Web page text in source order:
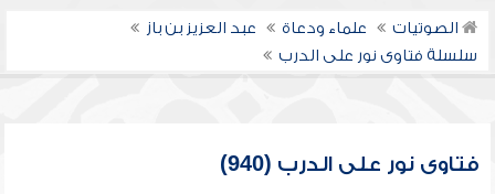
الصوتيات علماء ودعاة
عبد العزيز بن باز
سلسلة فتاوى نور على الدرب
فتاوى نور على الدرب (940)